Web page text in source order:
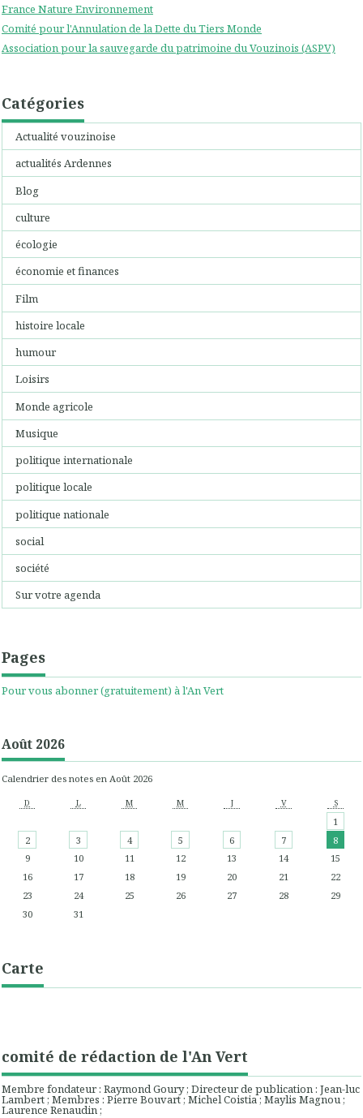
France Nature Environnement
Comité pour l'Annulation de la Dette du Tiers Monde
Association pour la sauvegarde du patrimoine du Vouzinois (ASPV)
Catégories
Actualité vouzinoise
actualités Ardennes
Blog
culture
écologie
économie et finances
Film
histoire locale
humour
Loisirs
Monde agricole
Musique
politique internationale
politique locale
politique nationale
social
société
Sur votre agenda
Pages
Pour vous abonner (gratuitement) à l'An Vert
Août 2026
Calendrier des notes en Août 2026
D L M M J V S
1
2
3 4 5 6 7
8
9
10 11 12 13 14
15
16
17 18 19 20 21
22
23
24 25 26 27 28
29
30
31
Carte
comité de rédaction de l'An Vert
Membre fondateur : Raymond Goury ; Directeur de publication : Jean-luc
Lambert ; Membres : Pierre Bouvart ; Michel Coistia ; Maylis Magnou ;
Laurence Renaudin ;